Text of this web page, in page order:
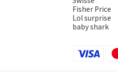
Fisher Price
Lol surprise
baby shark